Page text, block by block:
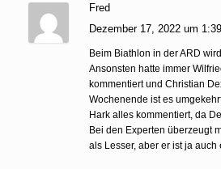
Fred
Dezember 17, 2022 um
Beim Biathlon in der ARD
Ansonsten hatte immer
kommentiert und Christian
Wochenende ist es
Hark alles kommentiert, da
Bei den Experten überzeugt
als Lesser, aber er ist ja auch